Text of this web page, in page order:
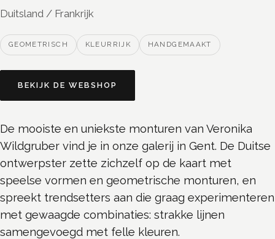
Duitsland / Frankrijk
GEOMETRISCH KLEURRIJK HANDGEMAAKT
BEKIJK DE WEBSHOP
De mooiste en uniekste monturen van Veronika
Wildgruber vind je in onze galerij in Gent. De Duitse
ontwerpster zette zichzelf op de kaart met
speelse vormen en geometrische monturen, en
spreekt trendsetters aan die graag experimenteren
met gewaagde combinaties: strakke lijnen
samengevoegd met felle kleuren.